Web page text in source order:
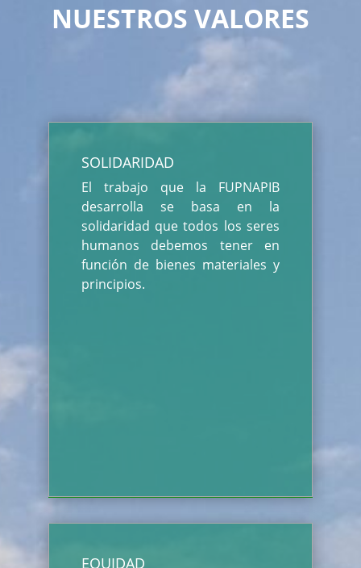
NUESTROS VALORES
SOLIDARIDAD
El trabajo que la FUPNAPIB
desarrolla se basa en la
solidaridad que todos los seres
humanos debemos tener en
función de bienes materiales y
principios.
EQUIDAD